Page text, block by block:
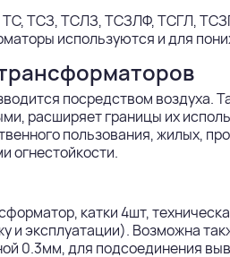
ТСЗ, ТСЛЗ, ТСЗЛФ, ТСГЛ,
используются и для
посредством воздуха.
расширяет границы их
пользования, жилых,
огнестойкости.
катки 4шт,
и эксплуатации). Возможна
0.3мм, для подсоединения